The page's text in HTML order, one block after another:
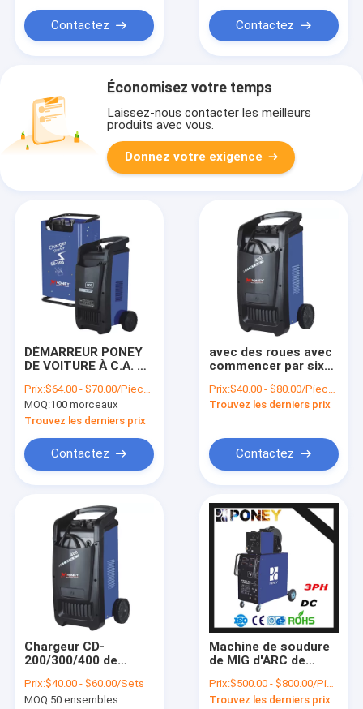
Contactez Contactez
Économisez votre temps
Laissez-nous contacter les meilleurs
produits avec vous.
Donnez votre exigence
DÉMARREUR PONEY
DE VOITURE À C.A. DE
BATTERIE CD-500
Prix:$64.00 - $70.00/Pieces
MOQ:100 morceaux
Trouvez les derniers prix
Contactez
avec des roues avec
commencer par six
batterie réglables
actuels de torche de
modèle dans la
porcelaine/la
porcelaine/produit
Prix:$40.00 - $80.00/Pieces
Trouvez les derniers prix
Contactez
Chargeur CD-
200/300/400 de
monophasé 12/24V
de la CE
Prix:$40.00 - $60.00/Sets
MOQ:50 ensembles
Machine de soudure
de MIG d'ARC de
transformateur MIG-
350/400/500
Prix:$500.00 - $800.00/Pieces
Trouvez les derniers prix